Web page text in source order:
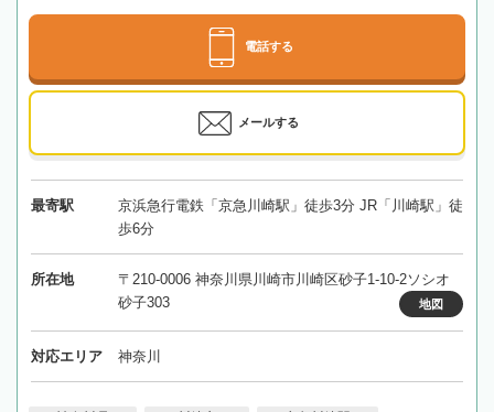
電話する
メールする
最寄駅
京浜急行電鉄「京急川崎駅」徒歩3分 JR「川崎駅」徒
歩6分
所在地
〒210-0006 神奈川県川崎市川崎区砂子1-10-2ソシオ
砂子303
地図
対応エリア 神奈川